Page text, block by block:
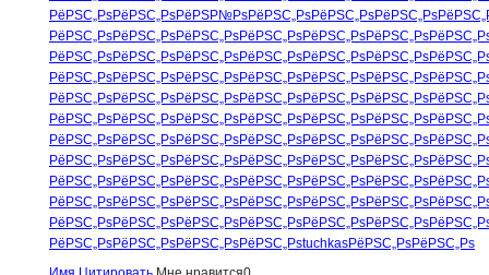
РёРЅС„РѕРёРЅС„РѕРёРЅР№РѕРёРЅС„РѕРёРЅС„РѕРёРЅС„Рѕ
РёРЅС„РѕРёРЅС„РѕРёРЅС„РѕРёРЅС„РѕРёРЅС„РѕРёРЅС„Рѕ
РёРЅС„РѕРёРЅС„РѕРёРЅС„РѕРёРЅС„РѕРёРЅС„РѕРёРЅС„Рѕ
РёРЅС„РѕРёРЅС„РѕРёРЅС„РѕРёРЅС„РѕРёРЅС„РѕРёРЅС„Рѕ
РёРЅС„РѕРёРЅС„РѕРёРЅС„РѕРёРЅС„РѕРёРЅС„РѕРёРЅС„Рѕ
РёРЅС„РѕРёРЅС„РѕРёРЅС„РѕРёРЅС„РѕРёРЅС„РѕРёРЅС„Рѕ
РёРЅС„РѕРёРЅС„РѕРёРЅС„РѕРёРЅС„РѕРёРЅС„РѕРёРЅС„Рѕ
РёРЅС„РѕРёРЅС„РѕРёРЅС„РѕРёРЅС„РѕРёРЅС„РѕРёРЅС„Рѕ
РёРЅС„РѕРёРЅС„РѕРёРЅС„РѕРёРЅС„РѕРёРЅС„РѕРёРЅС„Рѕ
РёРЅС„РѕРёРЅС„РѕРёРЅС„РѕРёРЅС„РѕРёРЅС„РѕРёРЅС„Рѕ
РёРЅС„РѕРёРЅС„РѕРёРЅС„РѕРёРЅС„РѕРёРЅС„РѕРёРЅС„Рѕ
РёРЅС„РѕРёРЅС„РѕРёРЅС„РѕРёРЅС„РѕtuchkasРёРЅС„РѕРёРЅС„Рѕ